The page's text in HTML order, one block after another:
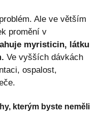
Ale ve větším
promění v
myristicin, látku
Ve vyšších dávkách
ospalost,
kterým byste neměli